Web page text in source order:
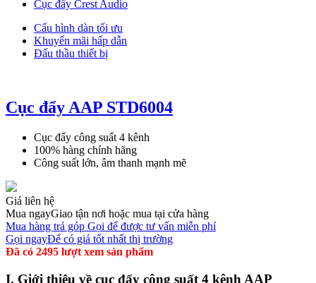
Cục đẩy Crest Audio
Cấu hình dàn tối ưu
Khuyến mãi hấp dẫn
Đấu thầu thiết bị
Cục đẩy AAP STD6004
Cục đẩy công suất 4 kênh
100% hàng chính hãng
Công suất lớn, âm thanh mạnh mẽ
Giá liên hệ
Mua ngayGiao tận nơi hoặc mua tại cửa hàng
Mua hàng trả góp Gọi để được tư vấn miễn phí
Gọi ngayĐể có giá tốt nhất thị trường
Đã có 2495 lượt xem sản phẩm
I. Giới thiệu về cục đẩy công suất 4 kênh AAP